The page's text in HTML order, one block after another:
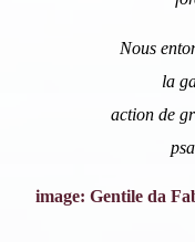
Nous
la
action de
image: Gentile da